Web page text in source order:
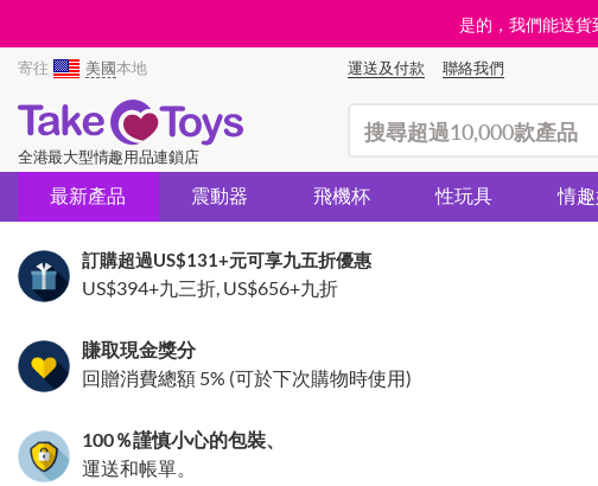
是的，我們能送貨
寄往 美國本地 運送及付款 聯絡我們
全港最大型情趣用品連鎖店
最新產品 震動器 飛機杯 性玩具 情
訂購超過US$131+元可享九五折優惠
US$394+九三折, US$656+九折
賺取現金獎分
回贈消費總額 5% (可於下次購物時使用)
100％謹慎小心的包裝、
運送和帳單。